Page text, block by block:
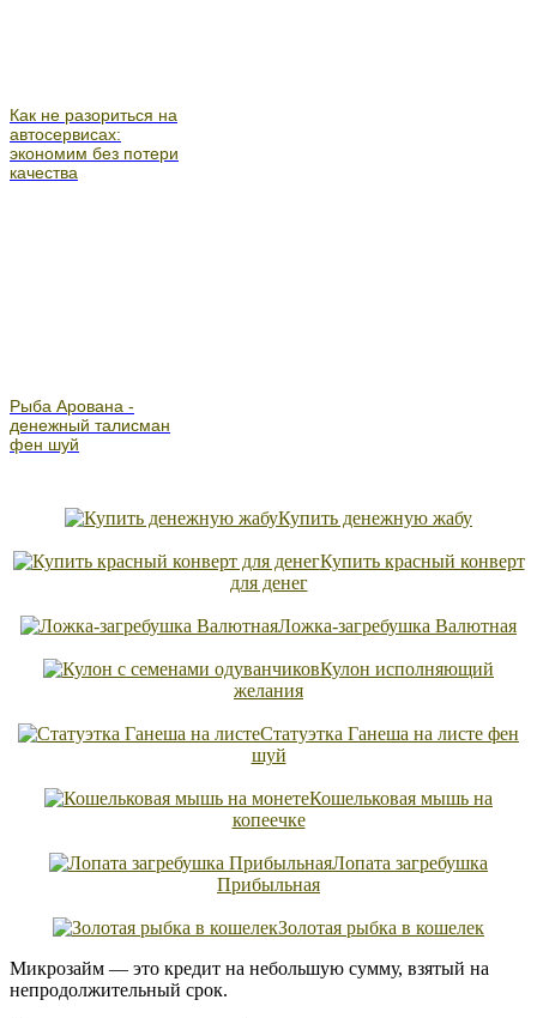
Как не разориться на
автосервисах:
экономим без потери
качества
Рыба Арована -
денежный талисман
фен шуй
Купить денежную жабу
Купить красный конверт
для денег
Ложка-загребушка Валютная
Кулон исполняющий
желания
Статуэтка Ганеша на листе фен
шуй
Кошельковая мышь на
копеечке
Лопата загребушка
Прибыльная
Золотая рыбка в кошелек
Микрозайм — это кредит на небольшую сумму, взятый на
непродолжительный срок.